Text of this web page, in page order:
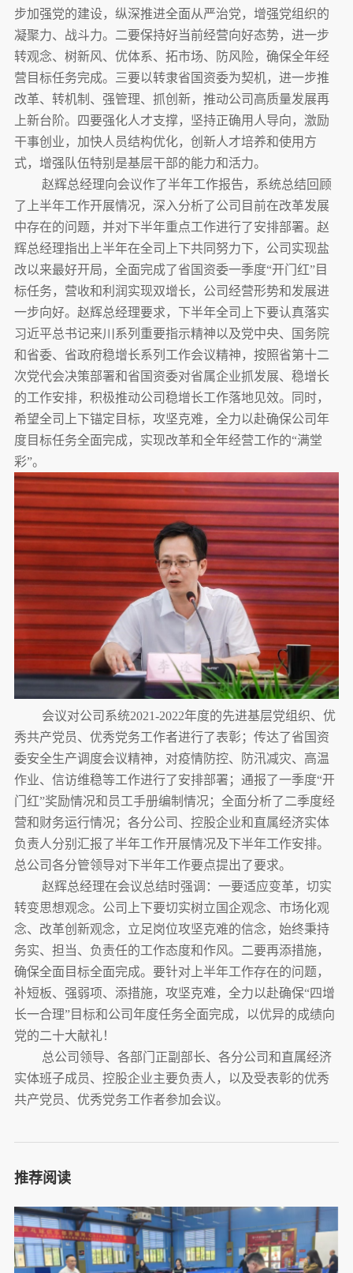
步加强党的建设，纵深推进全面从严治党，增强党组织的
凝聚力、战斗力。二要保持好当前经营向好态势，进一步
转观念、树新风、优体系、拓市场、防风险，确保全年经
营目标任务完成。三要以转隶省国资委为契机，进一步推
改革、转机制、强管理、抓创新，推动公司高质量发展再
上新台阶。四要强化人才支撑，坚持正确用人导向，激励
干事创业，加快人员结构优化，创新人才培养和使用方
式，增强队伍特别是基层干部的能力和活力。
赵辉总经理向会议作了半年工作报告，系统总结回顾
了上半年工作开展情况，深入分析了公司目前在改革发展
中存在的问题，并对下半年重点工作进行了安排部署。赵
辉总经理指出上半年在全司上下共同努力下，公司实现盐
改以来最好开局，全面完成了省国资委一季度“开门红”目
标任务，营收和利润实现双增长，公司经营形势和发展进
一步向好。赵辉总经理要求，下半年全司上下要认真落实
习近平总书记来川系列重要指示精神以及党中央、国务院
和省委、省政府稳增长系列工作会议精神，按照省第十二
次党代会决策部署和省国资委对省属企业抓发展、稳增长
的工作安排，积极推动公司稳增长工作落地见效。同时，
希望全司上下锚定目标，攻坚克难，全力以赴确保公司年
度目标任务全面完成，实现改革和全年经营工作的“满堂
彩”。
会议对公司系统2021-2022年度的先进基层党组织、优
秀共产党员、优秀党务工作者进行了表彰；传达了省国资
委安全生产调度会议精神，对疫情防控、防汛减灾、高温
作业、信访维稳等工作进行了安排部署；通报了一季度“开
门红”奖励情况和员工手册编制情况；全面分析了二季度经
营和财务运行情况；各分公司、控股企业和直属经济实体
负责人分别汇报了半年工作开展情况及下半年工作安排。
总公司各分管领导对下半年工作要点提出了要求。
赵辉总经理在会议总结时强调：一要适应变革，切实
转变思想观念。公司上下要切实树立国企观念、市场化观
念、改革创新观念，立足岗位攻坚克难的信念，始终秉持
务实、担当、负责任的工作态度和作风。二要再添措施，
确保全面目标全面完成。要针对上半年工作存在的问题，
补短板、强弱项、添措施，攻坚克难，全力以赴确保“四增
长一合理”目标和公司年度任务全面完成，以优异的成绩向
党的二十大献礼！
总公司领导、各部门正副部长、各分公司和直属经济
实体班子成员、控股企业主要负责人，以及受表彰的优秀
共产党员、优秀党务工作者参加会议。
推荐阅读